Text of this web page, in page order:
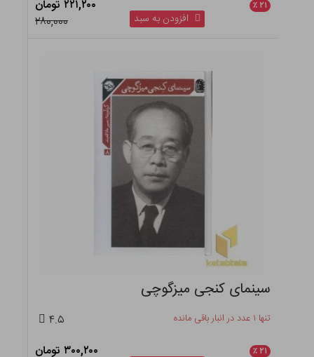
۲۱ ٪
۲۲۱,۲۰۰ تومان
۲۸۰,۰۰۰
افزودن به سبد
سینمای کنجی میزگوچی
تنها ۱ عدد در انبار باقی مانده ۴.۵
۲۱ ٪
۳۰۰,۲۰۰ تومان